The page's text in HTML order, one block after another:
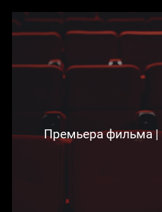
Премьера фильма |